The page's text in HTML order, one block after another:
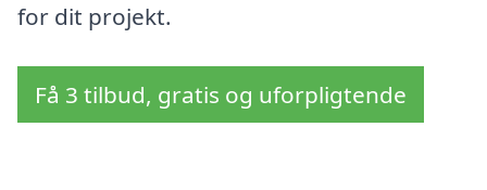
for dit projekt.
Få 3 tilbud, gratis og uforpligtende